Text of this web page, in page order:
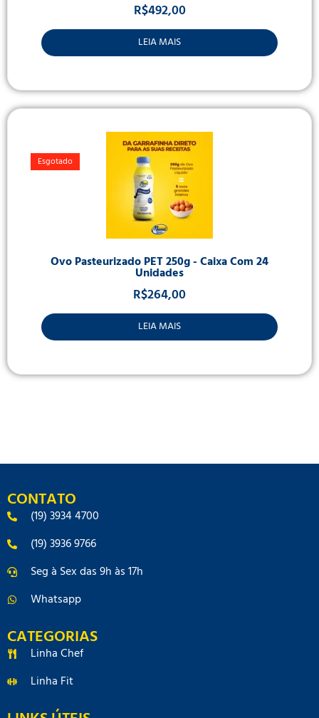
R$492,00
LEIA MAIS
Ovo Pasteurizado PET 250g - Caixa Com 24
Unidades
Esgotado
R$264,00
LEIA MAIS
CONTATO
(19) 3934 4700
(19) 3936 9766
Seg à Sex das 9h às 17h
Whatsapp
CATEGORIAS
Linha Chef
Linha Fit